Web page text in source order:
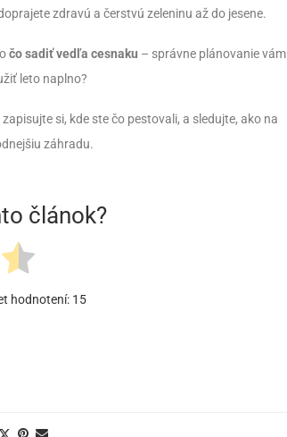
zdravú a čerstvú zeleninu až do jesene.
čo sadiť vedľa cesnaku – správne plánovanie vám
leto naplno?
si, kde ste čo pestovali, a sledujte, ako na
záhradu.
článok?
hodnotení: 15